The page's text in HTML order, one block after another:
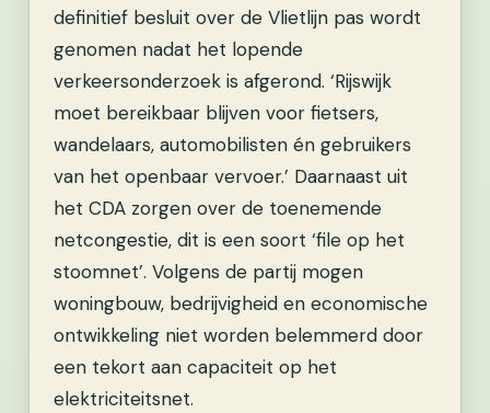
definitief besluit over de Vlietlijn pas wordt
genomen nadat het lopende
verkeersonderzoek is afgerond. ‘Rijswijk
moet bereikbaar blijven voor fietsers,
wandelaars, automobilisten én gebruikers
van het openbaar vervoer.’ Daarnaast uit
het CDA zorgen over de toenemende
netcongestie, dit is een soort ‘file op het
stoomnet’. Volgens de partij mogen
woningbouw, bedrijvigheid en economische
ontwikkeling niet worden belemmerd door
een tekort aan capaciteit op het
elektriciteitsnet.